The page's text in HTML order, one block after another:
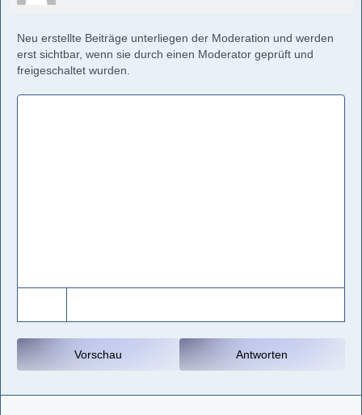
Neu erstellte Beiträge unterliegen der Moderation und werden
erst sichtbar, wenn sie durch einen Moderator geprüft und
freigeschaltet wurden.
Antworten
Vorschau